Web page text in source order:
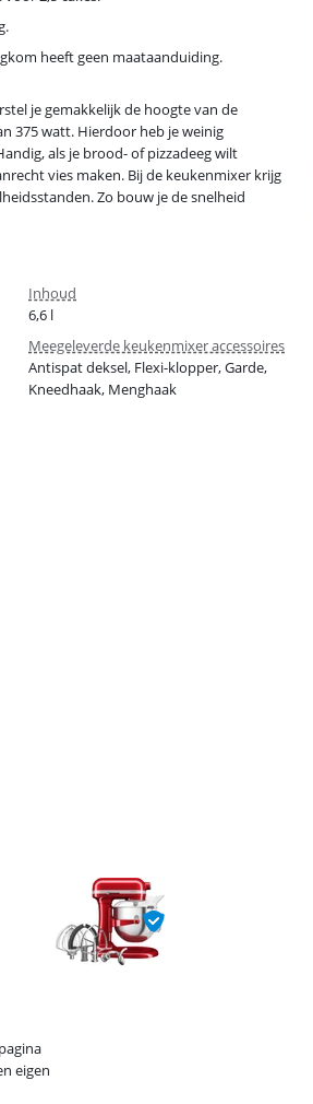
heeft geen maataanduiding.
je gemakkelijk de hoogte van de
375 watt. Hierdoor heb je weinig
als je brood- of pizzadeeg wilt
vies maken. Bij de keukenmixer krijg
Zo bouw je de snelheid
Inhoud
6,6 l
Meegeleverde keukenmixer accessoires
Antispat deksel, Flexi-klopper, Garde,
Kneedhaak, Menghaak
eigen